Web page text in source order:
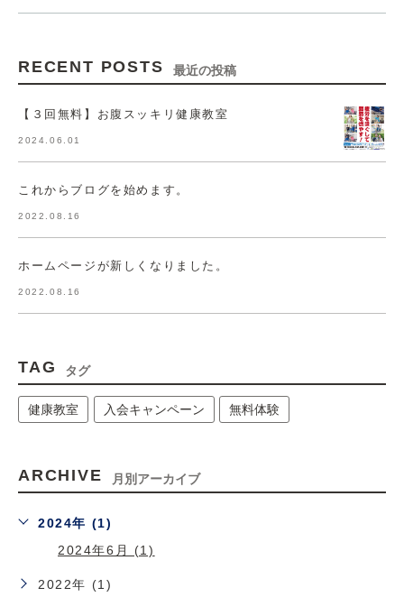
RECENT POSTS 最近の投稿
【３回無料】お腹スッキリ健康教室
2024.06.01
これからブログを始めます。
2022.08.16
ホームページが新しくなりました。
2022.08.16
TAG タグ
健康教室 入会キャンペーン 無料体験
ARCHIVE 月別アーカイブ
2024年 (1)
2024年6月 (1)
2022年 (1)